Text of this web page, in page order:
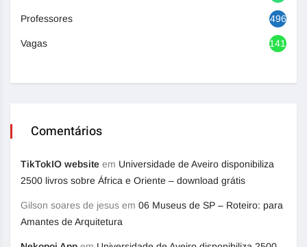
Professores 496
Vagas 1417
Comentários
TikTokIO website em Universidade de Aveiro disponibiliza
2500 livros sobre África e Oriente – download grátis
Gilson soares de jesus em 06 Museus de SP – Roteiro: para
Amantes de Arquitetura